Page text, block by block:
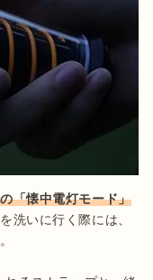
「懐中電灯モード」
洗いに行く際には、